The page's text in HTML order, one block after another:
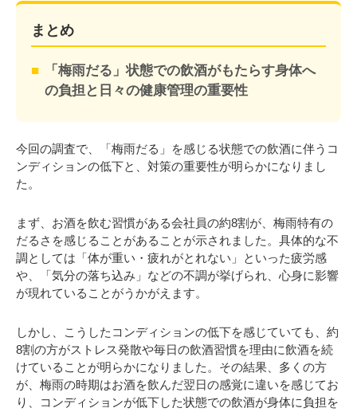
まとめ
「梅雨だる」状態での飲酒がもたらす身体へ
の負担と日々の健康管理の重要性
今回の調査で、「梅雨だる」を感じる状態での飲酒に伴うコ
ンディションの低下と、対策の重要性が明らかになりまし
た。
まず、お酒を飲む習慣がある会社員の約8割が、梅雨特有の
だるさを感じることがあることが示されました。具体的な不
調としては「体が重い・疲れがとれない」といった疲労感
や、「気分の落ち込み」などの不調が挙げられ、心身に影響
が現れていることがうかがえます。
しかし、こうしたコンディションの低下を感じていても、約
8割の方がストレス発散や毎日の飲酒習慣を理由に飲酒を続
けていることが明らかになりました。その結果、多くの方
が、梅雨の時期はお酒を飲んだ翌日の感覚に違いを感じてお
り、コンディションが低下した状態での飲酒が身体に負担を